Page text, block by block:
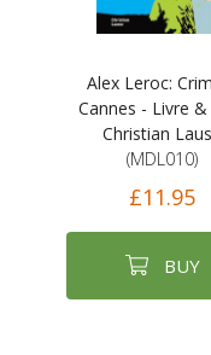
Alex Leroc:
Cannes - Livre &
Christian
(MDL010)
£11.95
BUY